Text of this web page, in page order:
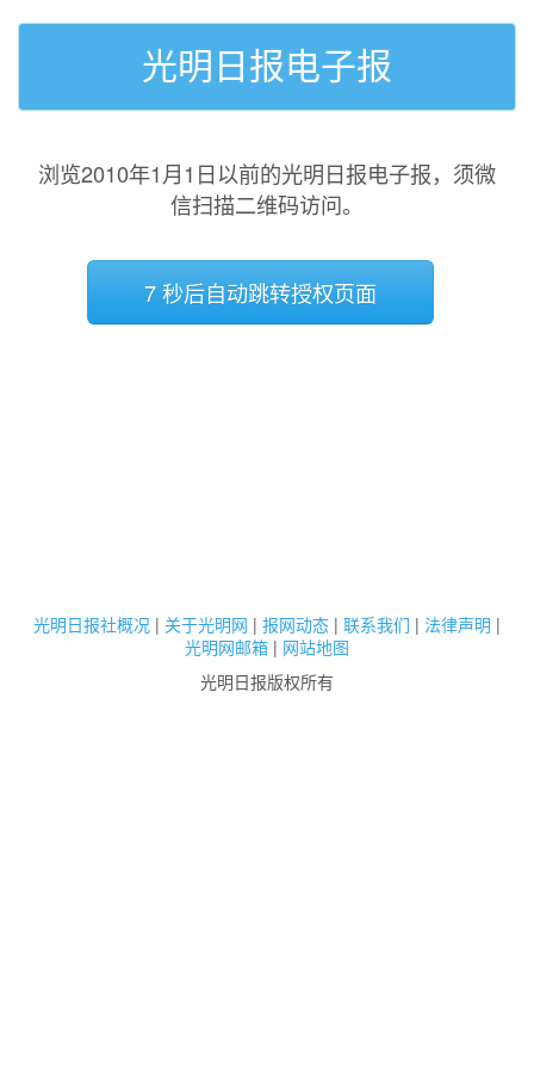
光明日报电子报
浏览2010年1月1日以前的光明日报电子报，须微
信扫描二维码访问。
7 秒后自动跳转授权页面
光明日报社概况 | 关于光明网 | 报网动态 | 联系我们 | 法律声明 |
光明网邮箱 | 网站地图
光明日报版权所有